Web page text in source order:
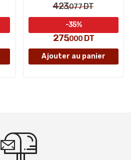
423,077DT
275,000 DT
-35%
Ajouter au panier